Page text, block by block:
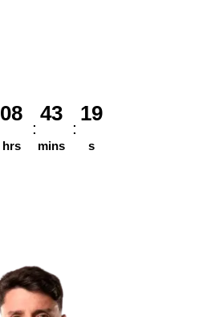
08
hrs
43
mins
19
s